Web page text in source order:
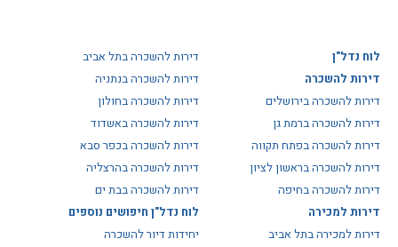
לוח נדל"ן
דירות להשכרה
דירות להשכרה בירושלים
דירות להשכרה ברמת גן
דירות להשכרה בפתח תקווה
דירות להשכרה בראשון לציון
דירות להשכרה בחיפה
דירות להשכרה בתל אביב
דירות להשכרה בנתניה
דירות להשכרה בחולון
דירות להשכרה באשדוד
דירות להשכרה בכפר סבא
דירות להשכרה בהרצליה
דירות להשכרה בבת ים
דירות למכירה
דירות למכירה בתל אביב
לוח נדל"ן חיפושים נוספים
יחידות דיור להשכרה